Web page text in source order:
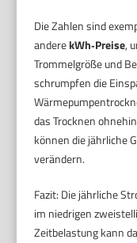
Die Zahlen sind
anderekWh‑Preise,
Trommelgröße und
schrumpfen die
das Trocknen
können die jährliche
verändern.
Fazit: Die jährliche
im niedrigen
Zeitbelastung kann